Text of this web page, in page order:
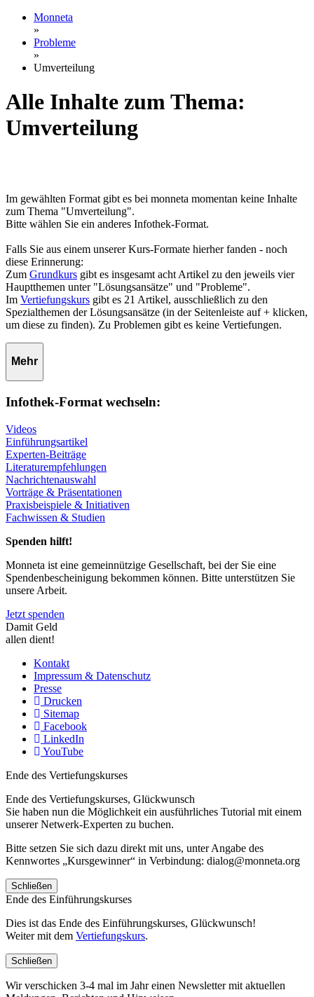
Monneta
»
Probleme
»
Umverteilung
Alle Inhalte zum Thema:
Umverteilung
Im gewählten Format gibt es bei monneta momentan keine Inhalte
zum Thema "Umverteilung".
Bitte wählen Sie ein anderes Infothek-Format.
Falls Sie aus einem unserer Kurs-Formate hierher fanden - noch
diese Erinnerung:
Zum Grundkurs gibt es insgesamt acht Artikel zu den jeweils vier
Hauptthemen unter "Lösungsansätze" und "Probleme".
Im Vertiefungskurs gibt es 21 Artikel, ausschließlich zu den
Spezialthemen der Lösungsansätze (in der Seitenleiste auf + klicken,
um diese zu finden). Zu Problemen gibt es keine Vertiefungen.
Mehr
Infothek-Format wechseln:
Videos
Einführungsartikel
Experten-Beiträge
Literaturempfehlungen
Nachrichtenauswahl
Vorträge & Präsentationen
Praxisbeispiele & Initiativen
Fachwissen & Studien
Spenden hilft!
Monneta ist eine gemeinnützige Gesellschaft, bei der Sie eine
Spendenbescheinigung bekommen können. Bitte unterstützen Sie
unsere Arbeit.
Jetzt spenden
Damit Geld
allen dient!
Kontakt
Impressum & Datenschutz
Presse
Drucken
Sitemap
Facebook
LinkedIn
YouTube
Ende des Vertiefungskurses
Ende des Vertiefungskurses, Glückwunsch
Sie haben nun die Möglichkeit ein ausführliches Tutorial mit einem
unserer Netwerk-Experten zu buchen.
Bitte setzen Sie sich dazu direkt mit uns, unter Angabe des
Kennwortes „Kursgewinner“ in Verbindung: dialog@monneta.org
Schließen
Ende des Einführungskurses
Dies ist das Ende des Einführungskurses, Glückwunsch!
Weiter mit dem Vertiefungskurs.
Schließen
Wir verschicken 3-4 mal im Jahr einen Newsletter mit aktuellen